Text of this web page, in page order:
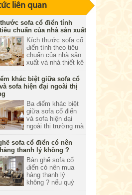
liên quan
sofa cổ điển tính
chuẩn của nhà sản xuất
Kích thước sofa cổ
điển tính theo tiêu
chuẩn của nhà sản
xuất và nhà thiết kê
khi hoàn thiện một
bộ sản phẩm có
chất lượng tốt,
phom dáng chuẩn
mức bắt mắt và hài
hoà nhất cho căn
hộ phòng khách
của bạn.
khác biệt giữa sofa cổ
sofa hiện đại ngoài thị
Ba điểm khác biệt
giữa sofa cổ điển
và sofa hiện đại
ngoài thị trường mà
chỉ có sofa cổ điển
mới có được. Nếu
quý khách chưa
biết về 03 điểm này
vui lòng liên hệ đến
với nội thất Nhà
Việt để được tư
vẫn nhé.
sofa cổ điển có nên
thanh lý không ?
Bàn ghế sofa cổ
điển có nên mua
hàng thanh lý
không ? nếu quý
khách thực sự